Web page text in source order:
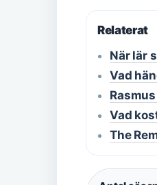
Relaterat
När lär
Vad
Vad
The